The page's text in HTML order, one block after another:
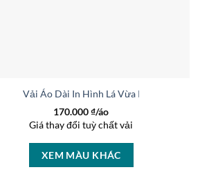
Vải Áo Dài In Hình Lá Vừa Ra AD 45768
170.000₫/áo
Giá thay đổi tuỳ chất vải
XEM MÀU KHÁC